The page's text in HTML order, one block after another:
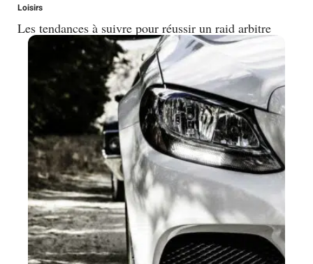
Loisirs
Les tendances à suivre pour réussir un raid arbitre